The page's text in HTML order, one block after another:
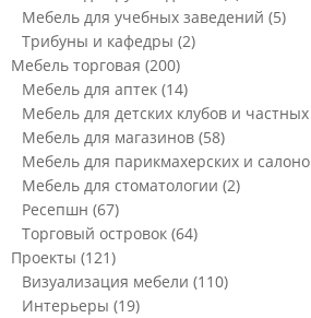
Мебель для учебных заведений (5)
Трибуны и кафедры (2)
Мебель торговая (200)
Мебель для аптек (14)
Мебель для детских клубов и частных
Мебель для магазинов (58)
Мебель для парикмахерских и
Мебель для стоматологии (2)
Ресепшн (67)
Торговый островок (64)
Проекты (121)
Визуализация мебели (110)
Интерьеры (19)